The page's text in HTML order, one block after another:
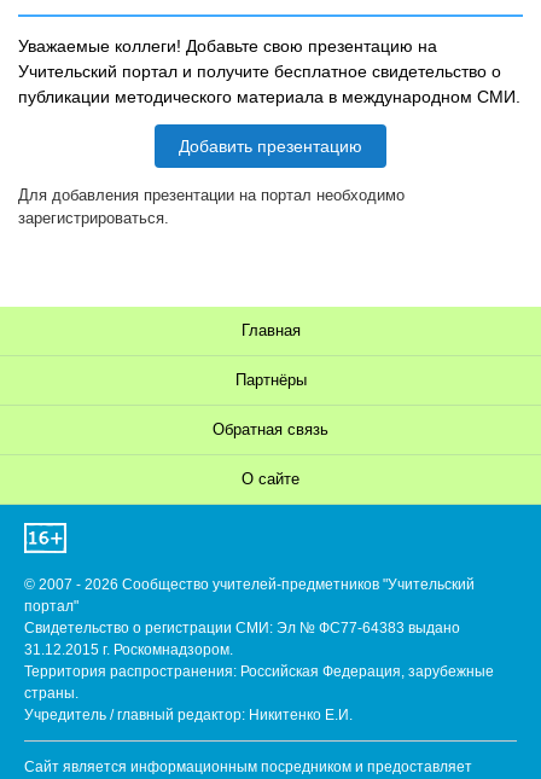
Уважаемые коллеги! Добавьте свою презентацию на
Учительский портал и получите бесплатное свидетельство о
публикации методического материала в международном СМИ.
Добавить презентацию
Для добавления презентации на портал необходимо
зарегистрироваться.
Главная
Партнёры
Обратная связь
О сайте
© 2007 - 2026 Сообщество учителей-предметников "Учительский
портал"
Свидетельство о регистрации СМИ: Эл № ФС77-64383 выдано
31.12.2015 г. Роскомнадзором.
Территория распространения: Российская Федерация, зарубежные
страны.
Учредитель / главный редактор: Никитенко Е.И.
Сайт является информационным посредником и предоставляет